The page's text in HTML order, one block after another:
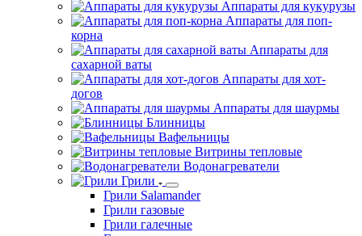
Аппараты для кукурузы
Аппараты для поп-
корна
Аппараты для
сахарной ваты
Аппараты для хот-
догов
Аппараты для шаурмы
Блинницы
Вафельницы
Витрины тепловые
Водонагреватели
Грили
Грили Salamander
Грили газовые
Грили галечные